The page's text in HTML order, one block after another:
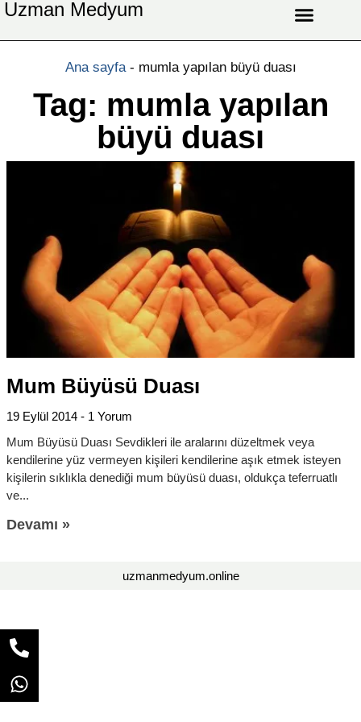
Uzman Medyum
Ana sayfa- mumla yapılan büyü duası
Tag: mumla yapılan
büyü duası
Mum Büyüsü Duası
19 Eylül 2014
1 Yorum
Mum Büyüsü Duası Sevdikleri ile aralarını düzeltmek veya
kendilerine yüz vermeyen kişileri kendilerine aşık etmek isteyen
kişilerin sıklıkla denediği mum büyüsü duası, oldukça teferruatlı
ve
Devamı »
uzmanmedyum.online